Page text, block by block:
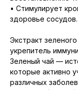
• Стимулирует
здоровье сосудов.
Экстракт
укрепитель
Зеленый чай —
которые активно
различных